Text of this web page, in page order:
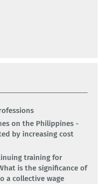
on the Philippines -
by increasing cost
training for
is the significance of
a collective wage